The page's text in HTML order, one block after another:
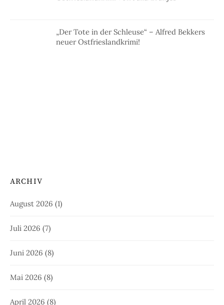
„Der Tote in der Schleuse“ – Alfred Bekkers
neuer Ostfrieslandkrimi!
ARCHIV
August 2026 (1)
Juli 2026 (7)
Juni 2026 (8)
Mai 2026 (8)
April 2026 (8)